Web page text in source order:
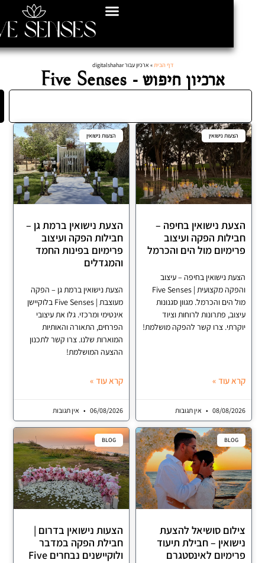
ארכיון עבור digitalshahar
ארכיון חיפוש - Five Senses
נישואין
נישואין בחיפה –
הפקה ועיצוב
מול הים והכרמל
נישואין בחיפה – עיצוב
והפקה מקצועית | Five Senses
והכרמל. מגוון סגנונות
פתרונות לרוחות וציוד
צרו קשר להפקה מושלמת!
עוד »
08/08/ אין תגובות
הצעות נישואין
הצעת נישואין ברמת גן –
חבילות הפקה ועיצוב
פרימיום בפינות החמד
והמגדלים
הצעת נישואין ברמת גן – הפקה
מעוצבת | Five Senses בלוקיישן
אינטימי ומרכזי. גלו את עיצובי
הפרחים, התאורה והאותיות
המוארות שלנו. צרו קשר לתכנון
ההצעה המושלמת!
קרא עוד »
06/08/2026 אין תגובות
סושיאל להצעת
– חבילת תיעוד
לאינסטגרם
BLOG
הצעות נישואין בדרום |
חבילת הפקה במדבר
ולוקיישנים נבחרים Five